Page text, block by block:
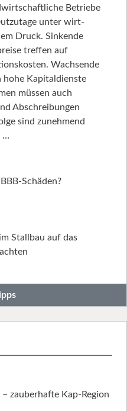
Betriebe
unter wirt­
Druck. Sinkende
treffen auf
Wachsende
hohe Kapitaldienste
müssen auch
Abschreibungen
sind zunehmend
…
Schäden?
Stallbau auf das
zauberhafte Kap-Region